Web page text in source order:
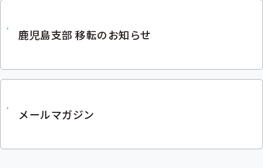
鹿児島支部 移転のお知らせ
メールマガジン